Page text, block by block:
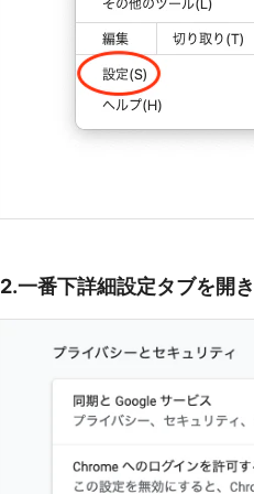
2.一番下詳細設定タブを開